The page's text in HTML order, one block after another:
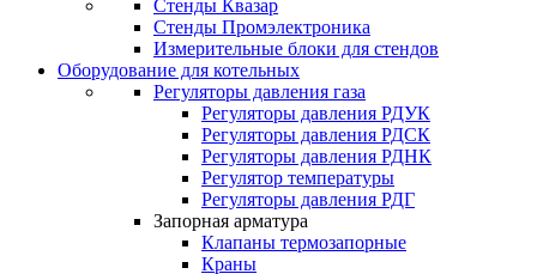
Стенды Квазар
Стенды Промэлектроника
Измерительные блоки для стендов
Оборудование для котельных
Регуляторы давления газа
Регуляторы давления РДУК
Регуляторы давления РДСК
Регуляторы давления РДНК
Регулятор температуры
Регуляторы давления РДГ
Запорная арматура
Клапаны термозапорные
Краны